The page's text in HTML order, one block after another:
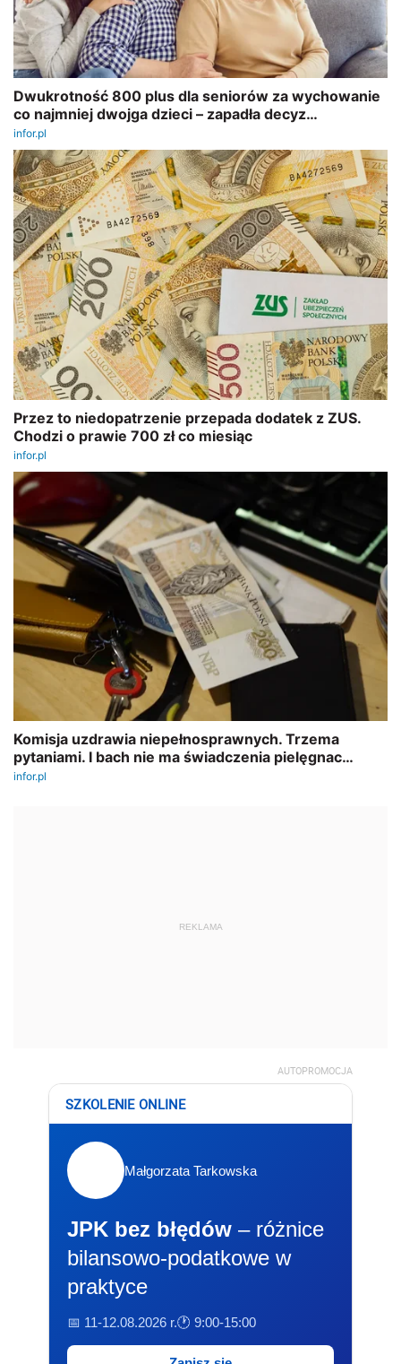
REKLAMA
AUTOPROMOCJA
SZKOLENIE ONLINE
Małgorzata Tarkowska
JPK bez błędów – różnice
bilansowo-podatkowe w
praktyce
📅 11-12.08.2026 r.🕐 9:00-15:00